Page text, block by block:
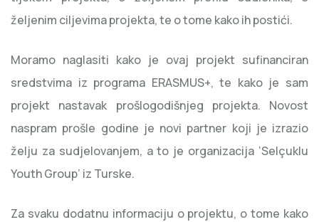
željenim ciljevima projekta, te o tome kako ih postići.
Moramo naglasiti kako je ovaj projekt sufinanciran
sredstvima iz programa ERASMUS+, te kako je sam
projekt nastavak prošlogodišnjeg projekta. Novost
naspram prošle godine je novi partner koji je izrazio
želju za sudjelovanjem, a to je organizacija ‘Selçuklu
Youth Group’ iz Turske.
Za svaku dodatnu informaciju o projektu, o tome kako